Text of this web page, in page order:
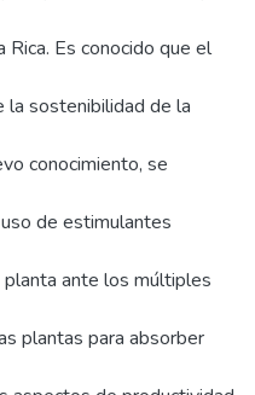
Rica. Es conocido que el
la sostenibilidad de la
conocimiento, se
de estimulantes
ante los múltiples
plantas para absorber